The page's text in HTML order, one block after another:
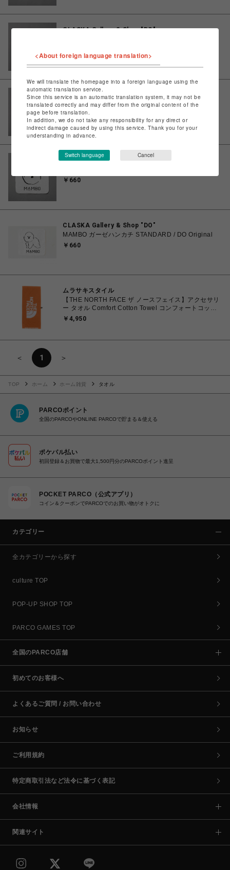
CLASKA Gallery & Shop "DO"
CLASKA Gallery & Shop "DO"
MAMBO ガーゼハンカチ PLAYBOW / DO Original
￥660
CLASKA Gallery & Shop "DO"
￥660
CLASKA Gallery & Shop "DO"
MAMBO ガーゼハンカチ STANDARD / DO Original
￥660
ムラサキスタイル
【THE NORTH FACE ザ ノースフェイス】アクセサリ
ー タオル Comfort Cotton Towel コンフォートコット
￥4,950
＜ 1 ＞
TOP ホーム ホーム雑貨 タオル
PARCOポイント
全国のPARCOやONLINE PARCOで貯まる＆使える
ポケパル払い
初回登録＆お買物で最大1,500円分のPARCOポイント進呈
POCKET PARCO（公式アプリ）
コイン＆クーポンでPARCOでのお買い物がオトクに
カテゴリー
全カテゴリーから探す
culture TOP
POP-UP SHOP TOP
PARCO GAMES TOP
全国のPARCO店舗
初めてのお客様へ
よくあるご質問 / お問い合わせ
お知らせ
ご利用規約
特定商取引法など法令に基づく表記
会社情報
関連サイト
<About foreign language translation>
We will translate the homepage into a foreign language using the
automatic translation service.
Since this service is an automatic translation system, it may not be
translated correctly and may differ from the original content of the
page before translation.
In addition, we do not take any responsibility for any direct or
indirect damage caused by using this service. Thank you for your
understanding in advance.
Switch language Cancel